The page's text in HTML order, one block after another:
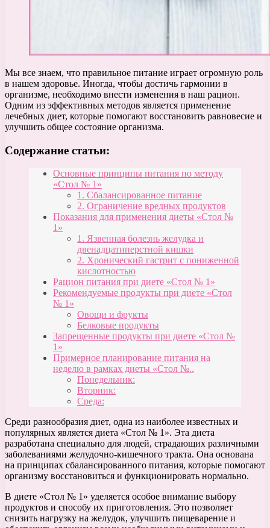
Мы все знаем, что правильное питание играет огромную роль
в нашем здоровье. Иногда, чтобы достичь гармонии в
организме, необходимо внести изменения в наш рацион.
Одним из эффективных методов является применение
лечебных диет, которые помогают восстановить равновесие и
улучшить общее состояние организма.
Содержание статьи:
Основные принципы питания по методу
«Стол № 1»
1. Сбалансированное питание
2. Ограничение вредных продуктов
Показания для применения диеты «Стол №
1»
1. Язвенная болезнь желудка и
двенадцатиперстной кишки
2. Хронический гастрит с пониженной
кислотностью
Рацион питания при диете «Стол № 1»
Рекомендуемые продукты при диете «Стол
№ 1»
Овощи и фрукты
Белковые продукты
Запрещенные продукты при диете «Стол №
1»
Примерное планирование питания на
неделю в рамках диеты «Стол №..
Понедельник:
Вторник:
Среда:
Среди разнообразия диет, одна из наиболее известных и
популярных является диета «Стол № 1». Эта диета
разработана специально для людей, страдающих различными
заболеваниями желудочно-кишечного тракта. Она основана
на принципах сбалансированного питания, которые помогают
организму восстановиться и функционировать нормально.
В диете «Стол № 1» уделяется особое внимание выбору
продуктов и способу их приготовления. Это позволяет
снизить нагрузку на желудок, улучшить пищеварение и